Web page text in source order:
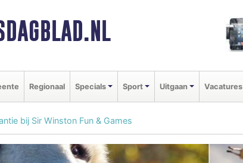
Regionaal Specials Sport Uitgaan Vacatures
bij Sir Winston Fun & Games